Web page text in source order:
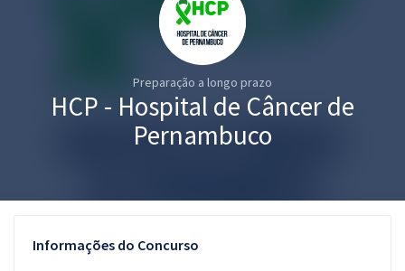
Preparação a longo prazo
HCP - Hospital de Câncer de
Pernambuco
Informações do Concurso